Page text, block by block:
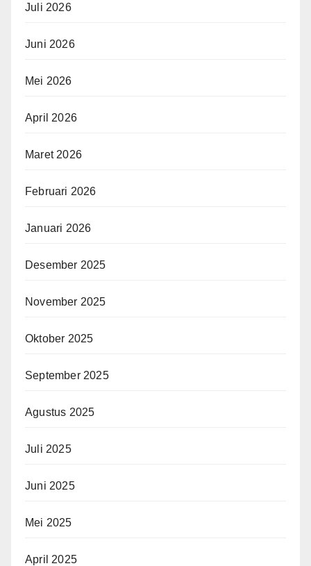
Juli 2026
Juni 2026
Mei 2026
April 2026
Maret 2026
Februari 2026
Januari 2026
Desember 2025
November 2025
Oktober 2025
September 2025
Agustus 2025
Juli 2025
Juni 2025
Mei 2025
April 2025